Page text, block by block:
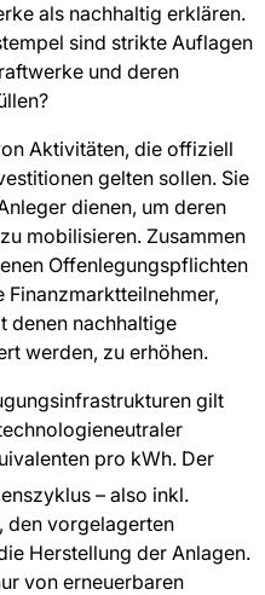
als nachhaltig erklären.
sind strikte Auflagen
und deren
Aktivitäten, die offiziell
gelten sollen. Sie
dienen, um deren
mobilisieren. Zusammen
Offenlegungspflichten
denen nachhaltige
werden, zu erhöhen.
gilt
pro kWh. Der
– also inkl.
den vorgelagerten
Herstellung der Anlagen.
von erneuerbaren